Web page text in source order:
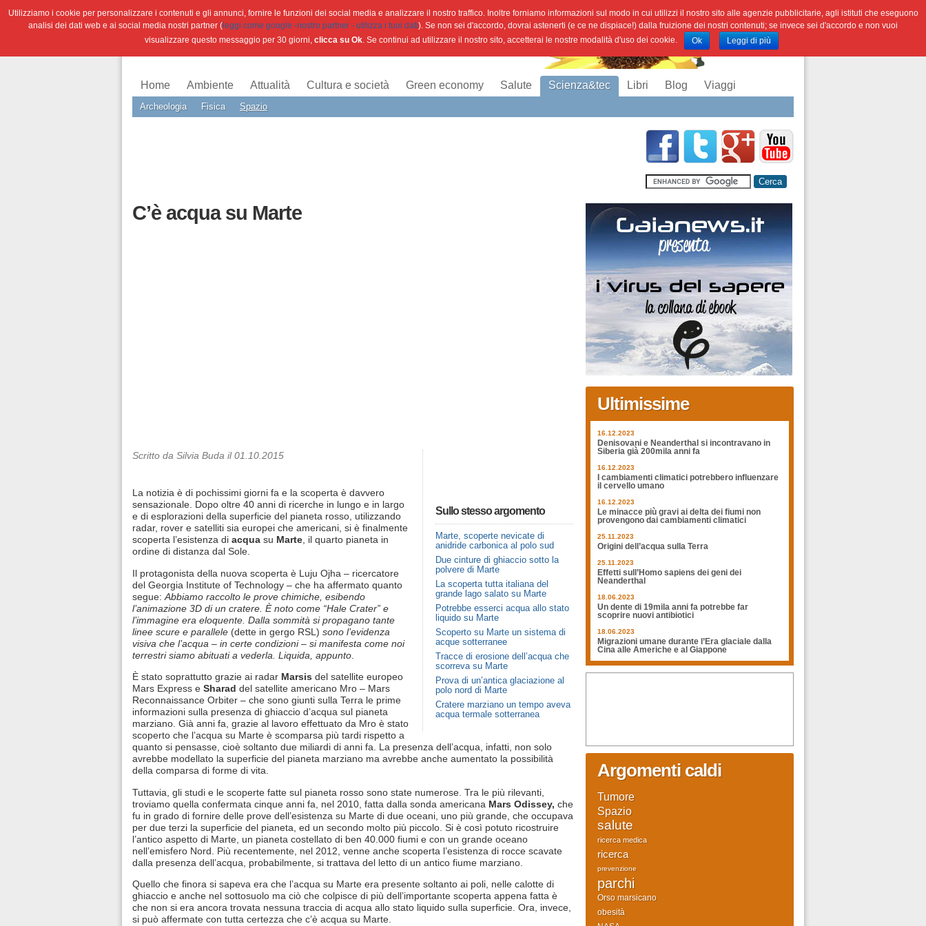
Home Ambiente Attualità Cultura e società Green economy Salute Scienza&tec
Archeologia Fisica Spazio
Libri Blog Viaggi
C’è acqua su Marte
Sullo stesso argomento
Marte, scoperte nevicate di
anidride carbonica al polo sud
Due cinture di ghiaccio sotto la
polvere di Marte
La scoperta tutta italiana del
grande lago salato su Marte
Potrebbe esserci acqua allo stato
liquido su Marte
Scoperto su Marte un sistema di
acque sotterranee
Tracce di erosione dell’acqua che
scorreva su Marte
Prova di un’antica glaciazione al
polo nord di Marte
Cratere marziano un tempo aveva
acqua termale sotterranea
Scritto da Silvia Buda il 01.10.2015
La notizia è di pochissimi giorni fa e la scoperta è davvero
sensazionale. Dopo oltre 40 anni di ricerche in lungo e in largo
e di esplorazioni della superficie del pianeta rosso, utilizzando
radar, rover e satelliti sia europei che americani, si è finalmente
scoperta l’esistenza di acqua su Marte, il quarto pianeta in
ordine di distanza dal Sole.
Il protagonista della nuova scoperta è Luju Ojha – ricercatore
del Georgia Institute of Technology – che ha affermato quanto
segue: Abbiamo raccolto le prove chimiche, esibendo
l’animazione 3D di un cratere. È noto come “Hale Crater” e
l’immagine era eloquente. Dalla sommità si propagano tante
linee scure e parallele (dette in gergo RSL) sono l’evidenza
visiva che l’acqua – in certe condizioni – si manifesta come noi
terrestri siamo abituati a vederla. Liquida, appunto
È stato soprattutto grazie ai radar Marsis del satellite europeo
Mars Express e Sharad del satellite americano Mro – Mars
Reconnaissance Orbiter – che sono giunti sulla Terra le prime
informazioni sulla presenza di ghiaccio d’acqua sul pianeta
marziano. Già anni fa, grazie al lavoro effettuato da Mro è stato
scoperto che l’acqua su Marte è scomparsa più tardi rispetto a
quanto si pensasse, cioè soltanto due miliardi di anni fa. La presenza dell’acqua, infatti, non solo
avrebbe modellato la superficie del pianeta marziano ma avrebbe anche aumentato la possibilità
della comparsa di forme di vita.
Tuttavia, gli studi e le scoperte fatte sul pianeta rosso sono state numerose. Tra le più rilevanti,
troviamo quella confermata cinque anni fa, nel 2010, fatta dalla sonda americana Mars Odissey, che
fu in grado di fornire delle prove dell’esistenza su Marte di due oceani, uno più grande, che occupava
per due terzi la superficie del pianeta, ed un secondo molto più piccolo. Si è così potuto ricostruire
l’antico aspetto di Marte, un pianeta costellato di ben 40.000 fiumi e con un grande oceano
nell’emisfero Nord. Più recentemente, nel 2012, venne anche scoperta l’esistenza di rocce scavate
dalla presenza dell’acqua, probabilmente, si trattava del letto di un antico fiume marziano.
Quello che finora si sapeva era che l’acqua su Marte era presente soltanto ai poli, nelle calotte di
ghiaccio e anche nel sottosuolo ma ciò che colpisce di più dell’importante scoperta appena fatta è
che non si era ancora trovata nessuna traccia di acqua allo stato liquido sulla superficie. Ora, invece,
si può affermate con tutta certezza che c’è acqua su Marte.
Ultimissime
16.12.2023
Denisovani e Neanderthal si incontravano in
Siberia già 200mila anni fa
16.12.2023
I cambiamenti climatici potrebbero influenzare
il cervello umano
16.12.2023
Le minacce più gravi ai delta dei fiumi non
provengono dai cambiamenti climatici
25.11.2023
Origini dell’acqua sulla Terra
25.11.2023
Effetti sull’Homo sapiens dei geni dei
Neanderthal
18.06.2023
Un dente di 19mila anni fa potrebbe far
scoprire nuovi antibiotici
18.06.2023
Migrazioni umane durante l’Era glaciale dalla
Cina alle Americhe e al Giappone
Argomenti caldi
Tumore
Spazio
salute
ricerca medica
ricerca
prevenzione
parchi
Orso marsicano
obesità
Utilizziamo i cookie per personalizzare i contenuti e gli annunci, fornire le funzioni dei social media e analizzare il nostro traffico. Inoltre forniamo informazioni sul modo in cui utilizzi il nostro sito alle agenzie pubblicitarie, agli istituti che eseguono
analisi dei dati web e ai social media nostri partner ( leggi come google -nostro partner - utilizza i tuoi dati). Se non sei d'accordo, dovrai astenerti (e ce ne dispiace!) dalla fruizione dei nostri contenuti; se invece sei d'accordo e non vuoi
visualizzare questo messaggio per 30 giorni,clicca su Ok. Se continui ad utilizzare il nostro sito, accetterai le nostre modalità d'uso dei cookie. Ok Leggi di più